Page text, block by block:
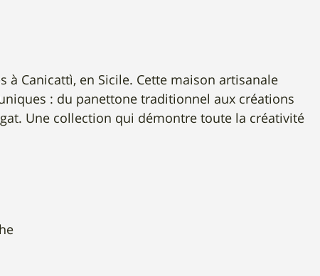
à Canicattì, en Sicile. Cette maison artisanale
: du panettone traditionnel aux créations
Une collection qui démontre toute la créativité